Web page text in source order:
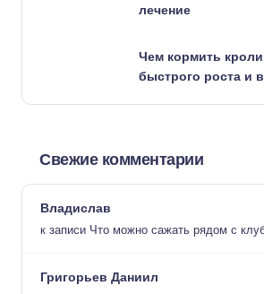
лечение
Чем кормить
быстрого роста и
Свежие комментарии
Владислав
к записи Что можно сажать рядом с
Григорьев Даниил